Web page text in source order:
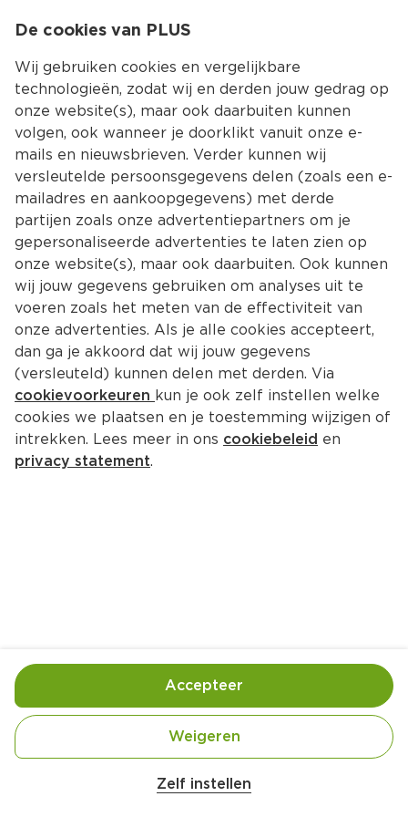
Kies jouw
Ingrediënten Bereiding
De cookies van PLUS
Wij gebruiken cookies en vergelijkbare
technologieën, zodat wij en derden jouw gedrag op
onze website(s), maar ook daarbuiten kunnen
volgen, ook wanneer je doorklikt vanuit onze e-
mails en nieuwsbrieven. Verder kunnen wij
versleutelde persoonsgegevens delen (zoals een e-
mailadres en aankoopgegevens) met derde
partijen zoals onze advertentiepartners om je
gepersonaliseerde advertenties te laten zien op
onze website(s), maar ook daarbuiten. Ook kunnen
wij jouw gegevens gebruiken om analyses uit te
voeren zoals het meten van de effectiviteit van
onze advertenties. Als je alle cookies accepteert,
dan ga je akkoord dat wij jouw gegevens
(versleuteld) kunnen delen met derden. Via
cookievoorkeuren kun je ook zelf instellen welke
cookies we plaatsen en je toestemming wijzigen of
intrekken. Lees meer in ons cookiebeleid en
privacy statement.
Zelf instellen
Weigeren
Accepteer